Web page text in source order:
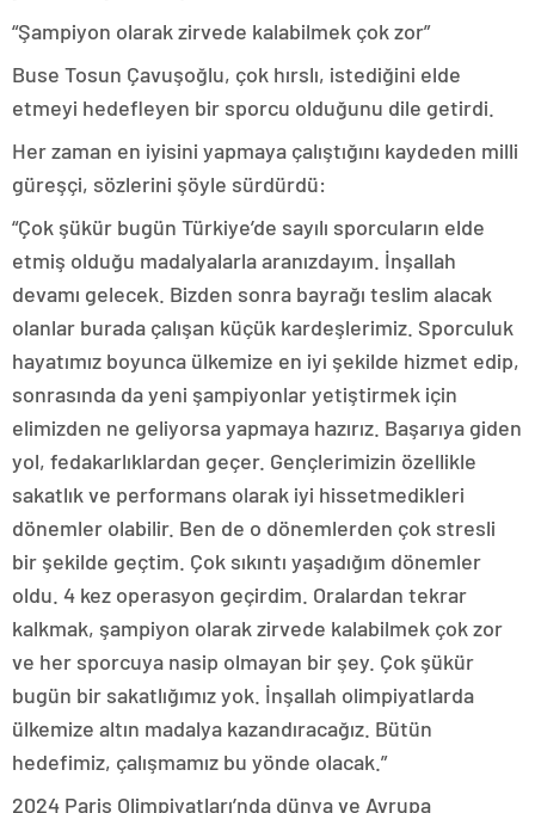
“Şampiyon olarak zirvede kalabilmek çok zor”
Buse Tosun Çavuşoğlu, çok hırslı, istediğini elde
etmeyi hedefleyen bir sporcu olduğunu dile getirdi.
Her zaman en iyisini yapmaya çalıştığını kaydeden milli
güreşçi, sözlerini şöyle sürdürdü:
“Çok şükür bugün Türkiye’de sayılı sporcuların elde
etmiş olduğu madalyalarla aranızdayım. İnşallah
devamı gelecek. Bizden sonra bayrağı teslim alacak
olanlar burada çalışan küçük kardeşlerimiz. Sporculuk
hayatımız boyunca ülkemize en iyi şekilde hizmet edip,
sonrasında da yeni şampiyonlar yetiştirmek için
elimizden ne geliyorsa yapmaya hazırız. Başarıya giden
yol, fedakarlıklardan geçer. Gençlerimizin özellikle
sakatlık ve performans olarak iyi hissetmedikleri
dönemler olabilir. Ben de o dönemlerden çok stresli
bir şekilde geçtim. Çok sıkıntı yaşadığım dönemler
oldu. 4 kez operasyon geçirdim. Oralardan tekrar
kalkmak, şampiyon olarak zirvede kalabilmek çok zor
ve her sporcuya nasip olmayan bir şey. Çok şükür
bugün bir sakatlığımız yok. İnşallah olimpiyatlarda
ülkemize altın madalya kazandıracağız. Bütün
hedefimiz, çalışmamız bu yönde olacak.”
2024 Paris Olimpiyatları’nda dünya ve Avrupa